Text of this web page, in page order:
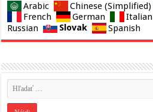
Arabic Chinese (Simplified)
French
German Italian
Russian
Slovak Spanish